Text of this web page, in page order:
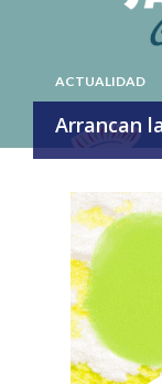
ACTUALIDAD
Arrancan